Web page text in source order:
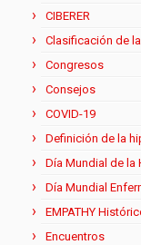
CIBERER
Clasificación de
Congresos
Consejos
COVID-19
Definición de la
Día Mundial de la
Día Mundial
EMPATHY
Encuentros